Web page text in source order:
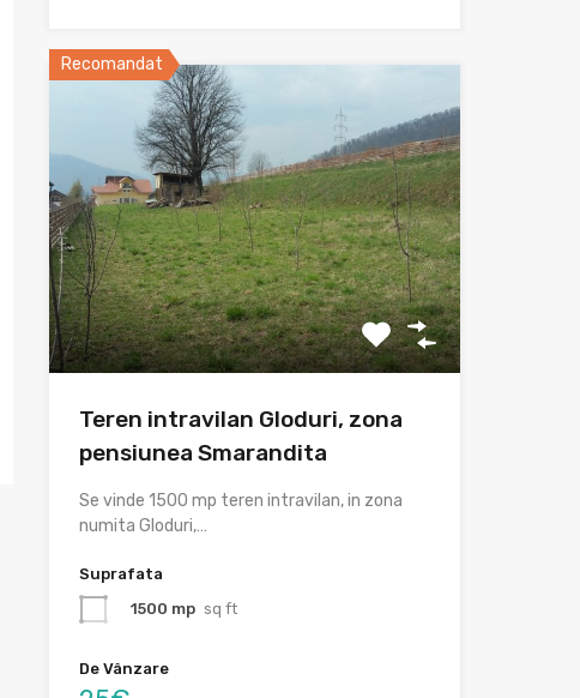
Recomandat
Teren intravilan Gloduri, zona
pensiunea Smarandita
Se vinde 1500 mp teren intravilan, in zona
numita Gloduri,…
Suprafata
1500 mp sq ft
De Vânzare